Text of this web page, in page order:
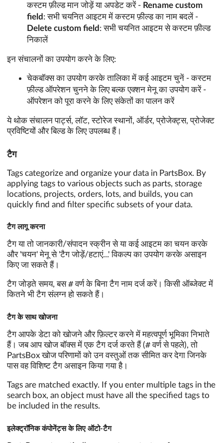
कस्टम फ़ील्ड मान जोड़ें या अपडेट करें - Rename custom
field : सभी चयनित आइटम में कस्टम फ़ील्ड का नाम बदलें -
Delete custom field : सभी चयनित आइटम से कस्टम फ़ील्ड
निकालें
इन संचालनों का उपयोग करने के लिए:
चेकबॉक्स का उपयोग करके तालिका में कई आइटम चुनें - कस्टम
फ़ील्ड ऑपरेशन चुनने के लिए बल्क एक्शन मेनू का उपयोग करें -
ऑपरेशन को पूरा करने के लिए संकेतों का पालन करें
ये थोक संचालन पार्ट्स, लॉट, स्टोरेज स्थानों, ऑर्डर, प्रोजेक्ट्स, प्रोजेक्ट
प्रविष्टियों और बिल्ड के लिए उपलब्ध हैं।
टैग
Tags categorize and organize your data in PartsBox. By
applying tags to various objects such as parts, storage
locations, projects, orders, lots, and builds, you can
quickly find and filter specific subsets of your data.
टैग लागू करना
टैग या तो जानकारी/संपादन स्क्रीन से या कई आइटम का चयन करके
और 'चयन' मेनू से 'टैग जोड़ें/हटाएं...' विकल्प का उपयोग करके असाइन
किए जा सकते हैं।
टैग जोड़ते समय, बस#वर्ण के बिना टैग नाम दर्ज करें। किसी ऑब्जेक्ट में
कितने भी टैग संलग्न हो सकते हैं।
टैग के साथ खोजना
टैग आपके डेटा को खोजने और फ़िल्टर करने में महत्वपूर्ण भूमिका निभाते
हैं। जब आप खोज बॉक्स में एक टैग दर्ज करते हैं (#वर्ण से पहले), तो
PartsBox खोज परिणामों को उन वस्तुओं तक सीमित कर देगा जिनके
पास वह विशिष्ट टैग असाइन किया गया है।
Tags are matched exactly. If you enter multiple tags in the
search box, an object must have all the specified tags to
be included in the results.
इलेक्ट्रॉनिक कंपोनेंट्स के लिए ऑटो-टैग